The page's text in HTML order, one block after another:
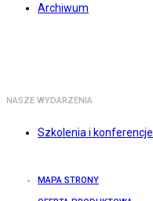
Archiwum
NASZE WYDARZENIA
Szkolenia i konferencje
MAPA STRONY